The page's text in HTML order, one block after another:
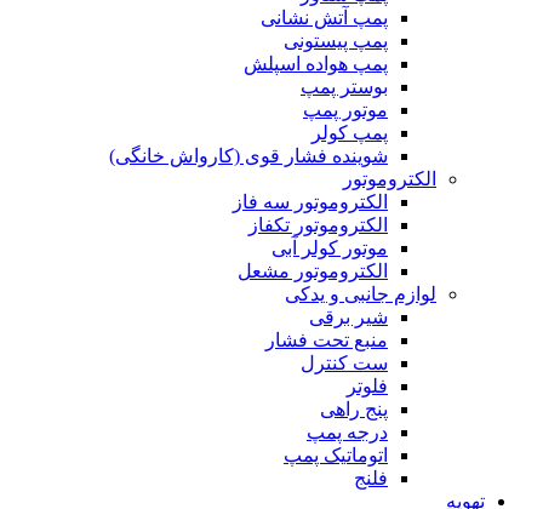
پمپ آتش نشانی
پمپ پیستونی
پمپ هواده اسپلش
بوستر پمپ
موتور پمپ
پمپ کولر
شوینده فشار قوی (کارواش خانگی)
الکتروموتور
الکتروموتور سه فاز
الکتروموتور تکفاز
موتور کولر آبی
الکتروموتور مشعل
لوازم جانبی و یدکی
شیر برقی
منبع تحت فشار
ست کنترل
فلوتر
پنج راهی
درجه پمپ
اتوماتیک پمپ
فلنج
تهویه